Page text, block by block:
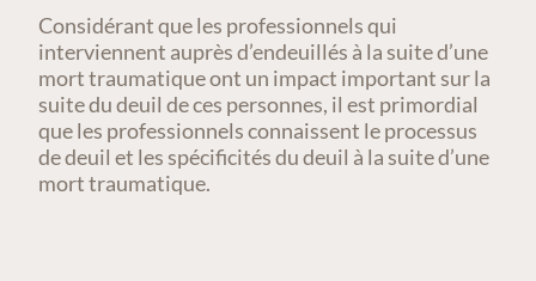
Considérant que les professionnels qui
interviennent auprès d’endeuillés à la suite d’une
mort traumatique ont un impact important sur la
suite du deuil de ces personnes, il est primordial
que les professionnels connaissent le processus
de deuil et les spécificités du deuil à la suite d’une
mort traumatique.